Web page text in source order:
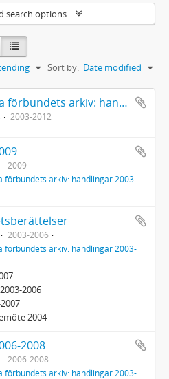
search options
Sort by: Date modified
Svenska humanistiska förbundets arkiv: handlingar 2003-2012
2003-2012
2009
förbundets arkiv: handlingar 2003-
2003-2006
förbundets arkiv: handlingar 2003-
2006
2004
2008
2006-2008
förbundets arkiv: handlingar 2003-